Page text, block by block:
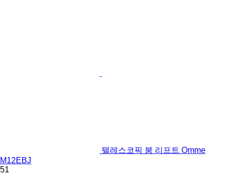
텔레스코픽 붐 리프트 Omme
M12EBJ
51